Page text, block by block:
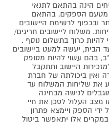
הינה בהתאם לתנאי
הספקים, בהתאם
ובכפוף לרשימת היישובים
משלוח ליישובים חריגים/
להיות כרוך בתשלום נוסף .
הבית, יעשה למעט ביישובים
בהם עשוי להיות מסופק
היישוב ותתקבל
ואין ביכולתה של חברת
את שליחות המשלוח עד
לגישה מבחינה
מצב העלול לסכן את חיי
ידי הספק ויימצא פתרון
אלו יתאפשר ביטול